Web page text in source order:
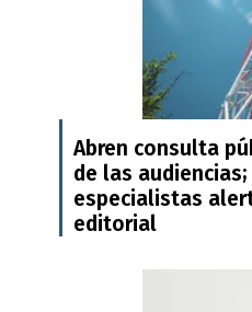
Abren consulta
de las
especialistas
editorial